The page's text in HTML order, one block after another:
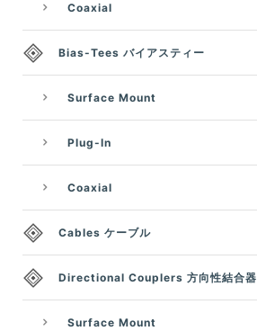
Coaxial
Bias-Tees バイアスティー
Surface Mount
Plug-In
Coaxial
Cables ケーブル
Directional Couplers 方向性結合器
Surface Mount